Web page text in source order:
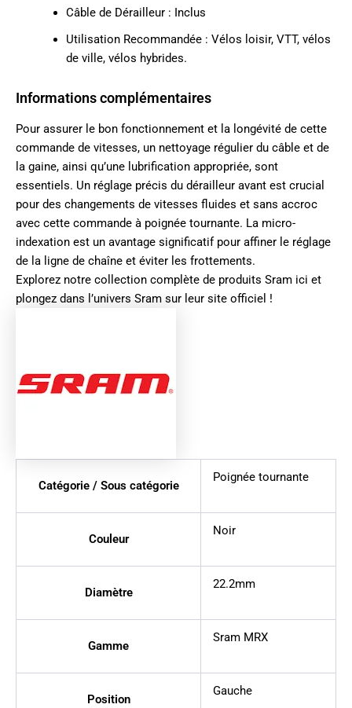
Câble de Dérailleur : Inclus
Utilisation Recommandée : Vélos loisir, VTT, vélos
de ville, vélos hybrides.
Informations complémentaires
Pour assurer le bon fonctionnement et la longévité de cette
commande de vitesses, un nettoyage régulier du câble et de
la gaine, ainsi qu’une lubrification appropriée, sont
essentiels. Un réglage précis du dérailleur avant est crucial
pour des changements de vitesses fluides et sans accroc
avec cette commande à poignée tournante. La micro-
indexation est un avantage significatif pour affiner le réglage
de la ligne de chaîne et éviter les frottements.
Explorez notre collection complète de produits Sram ici et
plongez dans l’univers Sram sur leur site officiel !
Catégorie / Sous catégorie
Poignée tournante
Couleur
Noir
Diamètre
22.2mm
Gamme
Sram MRX
Position
Gauche